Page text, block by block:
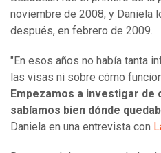
noviembre de 2008, y Daniela
después, en febrero de 2009.
"En esos años no había tanta
las visas ni sobre cómo
Empezamos a investigar
sabíamos bien dónde
Daniela en una entrevista con